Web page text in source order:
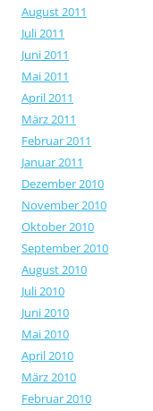
August 2011
Juli 2011
Juni 2011
Mai 2011
April 2011
März 2011
Februar 2011
Januar 2011
Dezember 2010
November 2010
Oktober 2010
September 2010
August 2010
Juli 2010
Juni 2010
Mai 2010
April 2010
März 2010
Februar 2010